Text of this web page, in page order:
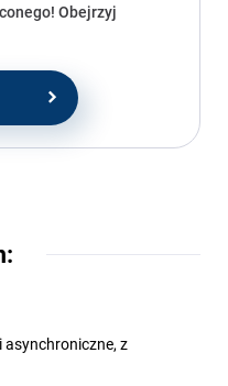
Obejrzyj
asynchroniczne, z